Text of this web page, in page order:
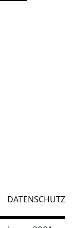
DATENSCHUTZ